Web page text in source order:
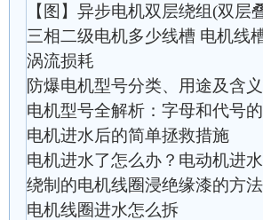
【图】异步电机双层绕组(双
三相二级电机多少线槽 电机线
涡流损耗
防爆电机型号分类、用途及含
电机型号全解析：字母和代号
电机进水后的简单拯救措施
电机进水了怎么办？电动机进
绕制的电机线圈浸绝缘漆的方法
电机线圈进水怎么拆